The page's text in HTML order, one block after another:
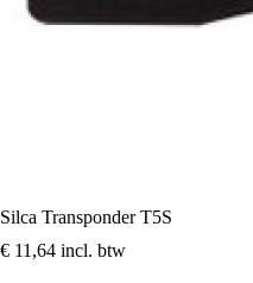
Silca Transponder T5S
€ 11,64 incl. btw